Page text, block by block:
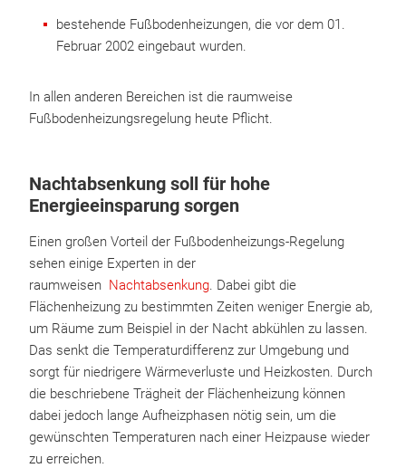
bestehende Fußbodenheizungen, die vor dem 01.
Februar 2002 eingebaut wurden.
In allen anderen Bereichen ist die raumweise
Fußbodenheizungsregelung heute Pflicht.
Nachtabsenkung soll für hohe
Energieeinsparung sorgen
Einen großen Vorteil der Fußbodenheizungs-Regelung
sehen einige Experten in der
raumweisen Nachtabsenkung. Dabei gibt die
Flächenheizung zu bestimmten Zeiten weniger Energie ab,
um Räume zum Beispiel in der Nacht abkühlen zu lassen.
Das senkt die Temperaturdifferenz zur Umgebung und
sorgt für niedrigere Wärmeverluste und Heizkosten. Durch
die beschriebene Trägheit der Flächenheizung können
dabei jedoch lange Aufheizphasen nötig sein, um die
gewünschten Temperaturen nach einer Heizpause wieder
zu erreichen.